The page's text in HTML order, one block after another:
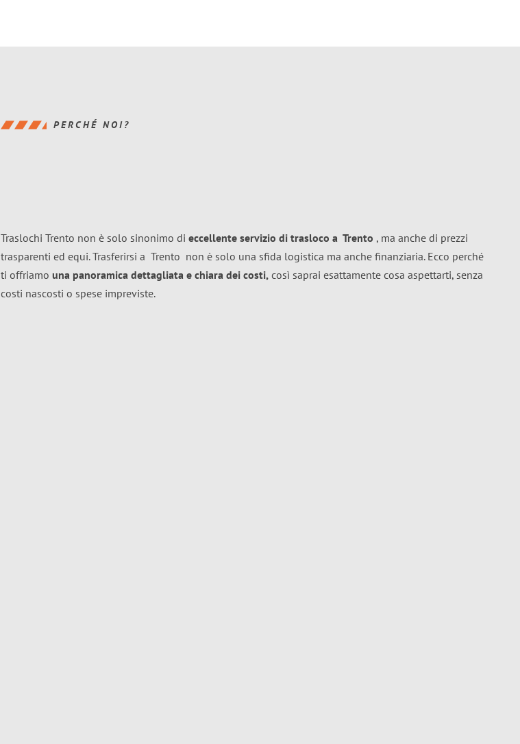
PERCHÉ NOI?
Traslochi Trento non è solo sinonimo di eccellente servizio di trasloco a Trento , ma anche di prezzi
trasparenti ed equi. Trasferirsi a Trento non è solo una sfida logistica ma anche finanziaria. Ecco perché
ti offriamo una panoramica dettagliata e chiara dei costi, così saprai esattamente cosa aspettarti, senza
costi nascosti o spese impreviste.